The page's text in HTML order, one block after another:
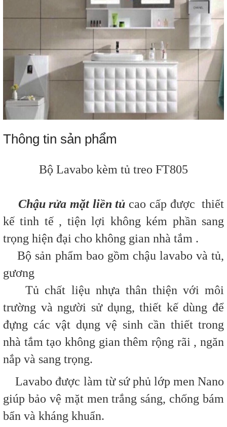
Thông tin sản phẩm
Bộ Lavabo kèm tủ treo FT805
Chậu rửa mặt liền tủ cao cấp được thiết
kế tinh tế , tiện lợi không kém phần sang
trọng hiện đại cho không gian nhà tắm .
Bộ sản phẩm bao gồm chậu lavabo và tủ,
gương
Tủ chất liệu nhựa thân thiện với môi
trường và người sử dụng, thiết kế dùng để
đựng các vật dụng vệ sinh cần thiết trong
nhà tắm tạo không gian thêm rộng rãi , ngăn
nắp và sang trọng.
Lavabo được làm từ sứ phủ lớp men Nano
giúp bảo vệ mặt men trắng sáng, chống bám
bẩn và kháng khuẩn.